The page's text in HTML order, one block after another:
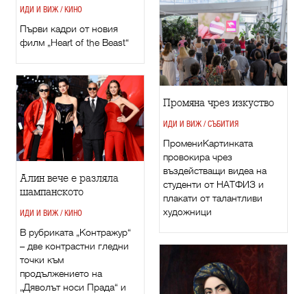
ИДИ И ВИЖ / КИНО
Първи кадри от новия
филм „Heart of the Beast“
Промяна чрез изкуство
ИДИ И ВИЖ / СЪБИТИЯ
ПромениКартинката
провокира чрез
въздействащи видеа на
студенти от НАТФИЗ и
плакати от талантливи
художници
Алин вече е разляла
шампанското
ИДИ И ВИЖ / КИНО
В рубриката „Контражур“
– две контрастни гледни
точки към
продължението на
„Дяволът носи Прада“ и